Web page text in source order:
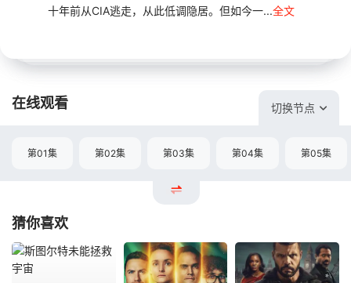
十年前从CIA逃走，从此低调隐居。但如今一...全文
在线观看 切换节点
第01集 第02集 第03集 第04集 第05集
猜你喜欢